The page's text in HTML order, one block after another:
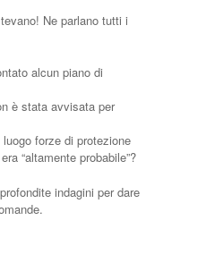
Ne parlano tutti i
alcun piano di
è stata avvisata per
forze di protezione
“altamente probabile”?
indagini per dare